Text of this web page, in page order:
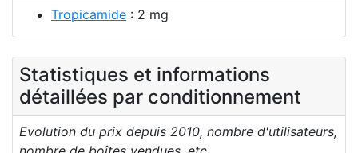
Tropicamide : 2 mg
Statistiques et informations
détaillées par conditionnement
Evolution du prix depuis 2010, nombre d'utilisateurs,